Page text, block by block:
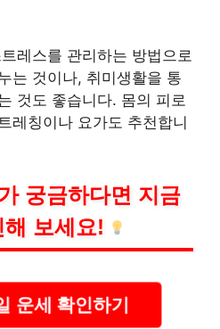
레스를 관리하는 방법으로
는 것이나, 취미생활을 통
것도 좋습니다. 몸의 피로
레칭이나 요가도 추천합니
궁금하다면 지금
보세요!
운세 확인하기